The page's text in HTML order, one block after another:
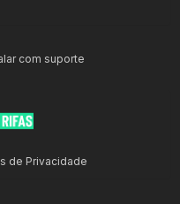
com suporte
de Privacidade